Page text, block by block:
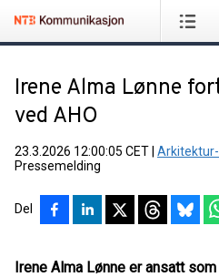
Irene Alma Lønne
ved AHO
23.3.2026 12:00:05 CET Arkitektur-
Pressemelding
Del
Irene Alma Lønne er ansatt